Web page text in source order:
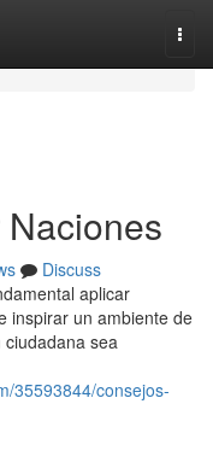
Discuss
aplicar
inspirar un ambiente de
sea
35593844/consejos-